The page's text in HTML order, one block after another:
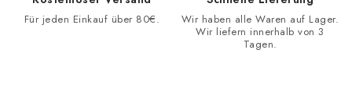
Für jeden Einkauf über 80€.
Wir haben alle Waren auf Lager.
Wir liefern innerhalb von 3
Tagen.